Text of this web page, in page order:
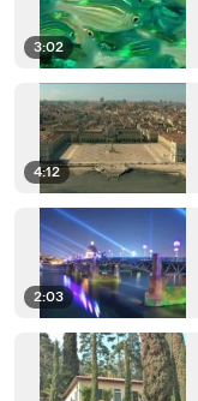
3:02
4:12
2:03